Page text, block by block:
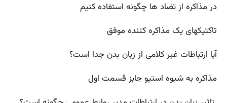
در مذاکره از تضاد ها چگونه استفاده کنیم
تاکتیکهای یک مذاکره کننده موفق
آیا ارتباطات غیر کلامی از زبان بدن جدا است؟
مذاکره به شیوه استیو جابز قسمت اول